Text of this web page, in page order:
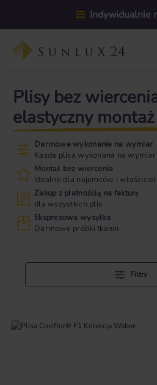
Przejdź do głównej zawartościIndywidualnie
Plisy bez
elastyczny montaż
Darmowe wykonanie na wymiar
Każda plisa wykonana na
Montaż bez wiercenia
Idealne dla najemców i właścicieli
Zakup z płatnością na fakturę
dla wszystkich plis
Ekspresowa wysyłka
Darmowe próbki tkanin
Filtry